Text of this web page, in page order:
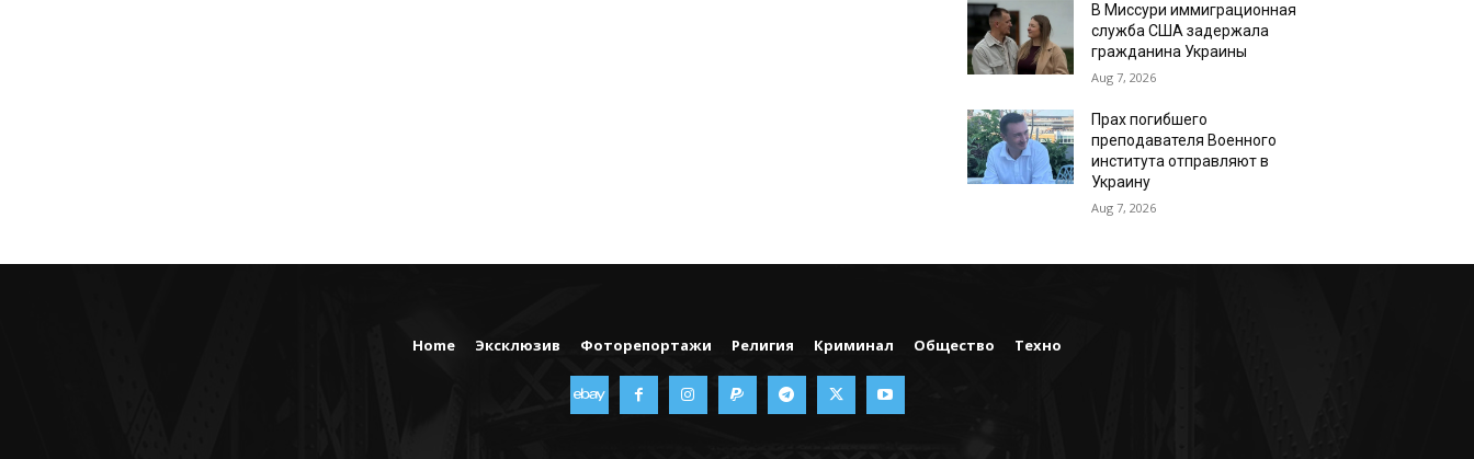
В Миссури иммиграционная
служба США задержала
гражданина Украины
Aug 7, 2026
Прах погибшего
преподавателя Военного
института отправляют в
Украину
Aug 7, 2026
Home Эксклюзив Фоторепортажи Религия Криминал Общество Техно